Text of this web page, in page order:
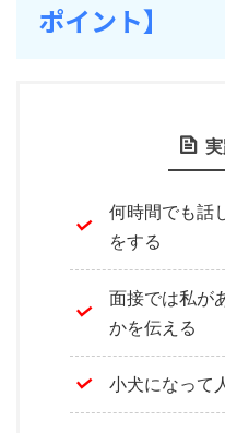
ポイント】
何時間でも話
をする
面接では私が
かを伝える
小犬になって